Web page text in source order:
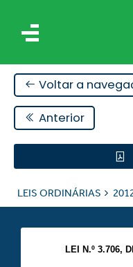
Voltar a
Anterior
LEIS ORDINÁRIAS
LEI N.º 3.706,